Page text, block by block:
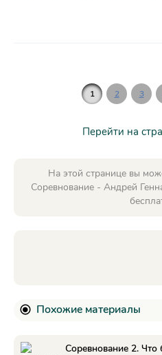
1 2 3
Перейти на
На этой странице вы
Соревнование - Андрей
Похожие материалы
Соревнование 2.